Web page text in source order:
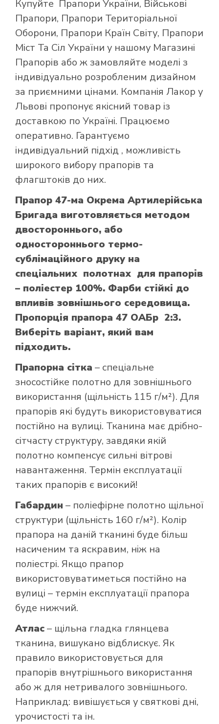
Купуйте Прапори України, Військові
Прапори, Прапори Територіальної
Оборони, Прапори Країн Світу, Прапори
Міст Та Сіл України у нашому Магазині
Прапорів або ж замовляйте моделі з
індивідуально розробленим дизайном
за приємними цінами. Компанія Лакор у
Львові пропонує якісний товар із
доставкою по Україні. Працюємо
оперативно. Гарантуємо
індивідуальний підхід , можливість
широкого вибору прапорів та
флагштоків до них.
Прапор 47-ма Окрема Артилерійська
Бригада виготовляється методом
двостороннього, або
одностороннього термо-
сублімаційного друку на
спеціальних полотнах для прапорів
– поліестер 100%. Фарби стійкі до
впливів зовнішнього середовища.
Пропорція прапора 47 ОАБр 2:3.
Виберіть варіант, який вам
підходить.
Прапорна сітка – спеціальне
зносостійке полотно для зовнішнього
використання (щільність 115 г/м²). Для
прапорів які будуть використовуватися
постійно на вулиці. Тканина має дрібно-
сітчасту структуру, завдяки якій
полотно компенсує сильні вітрові
навантаження. Термін експлуатації
таких прапорів є високий!
Габардин – поліефірне полотно щільної
структури (щільність 160 г/м²). Колір
прапора на даній тканині буде більш
насиченим та яскравим, ніж на
поліестрі. Якщо прапор
використовуватиметься постійно на
вулиці – термін експлуатації прапора
буде нижчий.
Атлас– щільна гладка глянцева
тканина, вишукано відблискує. Як
правило використовується для
прапорів внутрішнього використання
або ж для нетривалого зовнішнього.
Наприклад: вивішується у святкові дні,
урочистості та ін.